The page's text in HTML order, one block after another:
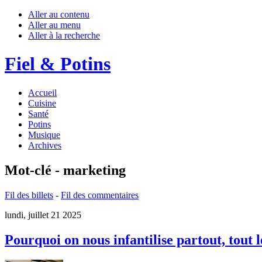
Aller au contenu
Aller au menu
Aller à la recherche
Fiel & Potins
Accueil
Cuisine
Santé
Potins
Musique
Archives
Mot-clé - marketing
Fil des billets - Fil des commentaires
lundi, juillet 21 2025
Pourquoi on nous infantilise partout, tout